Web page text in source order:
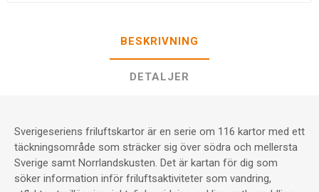
BESKRIVNING
DETALJER
Sverigeseriens friluftskartor är en serie om 116 kartor med ett
täckningsområde som sträcker sig över södra och mellersta
Sverige samt Norrlandskusten. Det är kartan för dig som
söker information inför friluftsaktiviteter som vandring,